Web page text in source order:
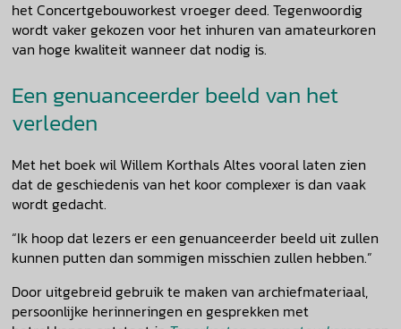
het Concertgebouworkest vroeger deed. Tegenwoordig
wordt vaker gekozen voor het inhuren van amateurkoren
van hoge kwaliteit wanneer dat nodig is.
Een genuanceerder beeld van het
verleden
Met het boek wil Willem Korthals Altes vooral laten zien
dat de geschiedenis van het koor complexer is dan vaak
wordt gedacht.
“Ik hoop dat lezers er een genuanceerder beeld uit zullen
kunnen putten dan sommigen misschien zullen hebben.”
Door uitgebreid gebruik te maken van archiefmateriaal,
persoonlijke herinneringen en gesprekken met